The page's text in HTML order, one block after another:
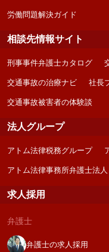
労働問題解決ガイド
相談先情報サイト
刑事事件弁護士カタログ
交通事故の治療ナビ 社長
交通事故被害者の体験談
法人グループ
アトム法律税務グループ
アトム法律事務所弁護士法人
求人採用
弁護士
弁護士の求人採用